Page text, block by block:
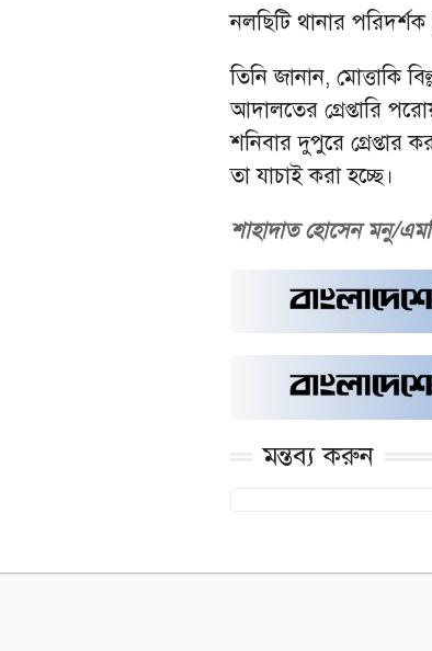
নলছিটি থানার
তিনি জানান, মোত্তাকি
আদালতের গ্রেপ্তারি
শনিবার দুপুরে গ্রেপ্তার
তা যাচাই করা হচ্ছে।
শাহাদাত হোসেন মনু/
মন্তব্য করুন